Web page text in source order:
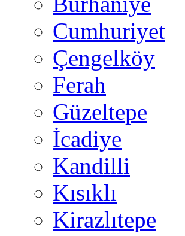
Cumhuriyet
Çengelköy
Ferah
Güzeltepe
İcadiye
Kandilli
Kısıklı
Kirazlıtepe